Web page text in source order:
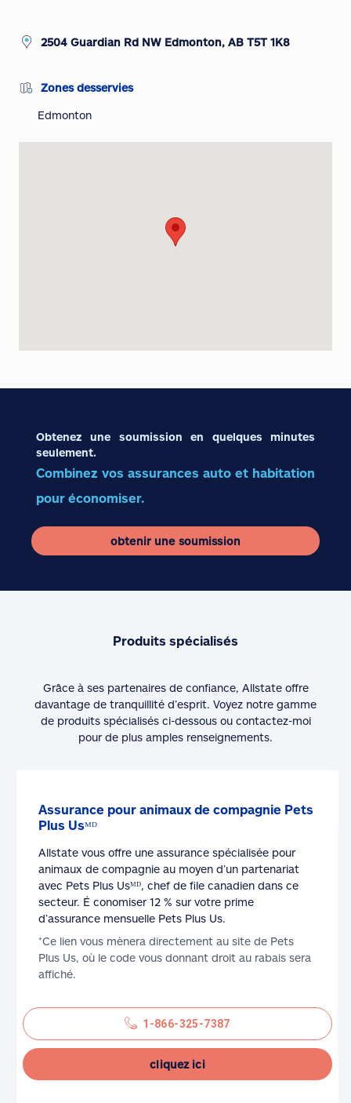
2504 Guardian Rd NW Edmonton, AB T5T 1K8
Zones desservies
Edmonton
Obtenez une soumission en quelques minutes
seulement.
Combinez vos assurances auto et habitation
pour économiser.
obtenir une soumission
Produits spécialisés
Grâce à ses partenaires de confiance, Allstate offre
davantage de tranquillité d’esprit. Voyez notre gamme
de produits spécialisés ci-dessous ou contactez-moi
pour de plus amples renseignements.
Assurance pour animaux de compagnie Pets
Plus Usᴹᴰ
Allstate vous offre une assurance spécialisée pour
animaux de compagnie au moyen d’un partenariat
avec Pets Plus Usᴹᴰ, chef de file canadien dans ce
secteur. É conomiser 12 % sur votre prime
d’assurance mensuelle Pets Plus Us.
*Ce lien vous mènera directement au site de Pets
Plus Us, où le code vous donnant droit au rabais sera
affiché.
1-866-325-7387
cliquez ici